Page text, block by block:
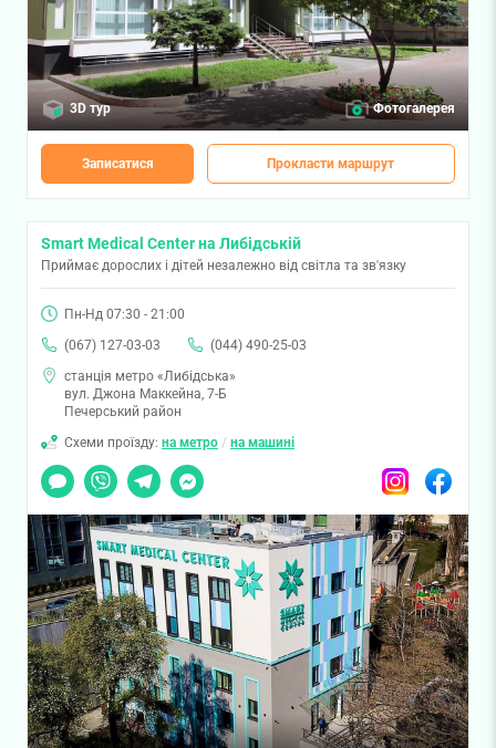
3D тур Фотогалерея
Записатися Прокласти маршрут
Smart Medical Center на Либідській
Приймає дорослих і дітей незалежно від світла та зв'язку
Пн-Нд 07:30 - 21:00
(067) 127-03-03
(044) 490-25-03
станція метро «Либідська»
вул. Джона Маккейна, 7-Б
Печерський район
Схеми проїзду: на метро / на машині
Чат
Viber TelegramMessenger InstagramFacebook